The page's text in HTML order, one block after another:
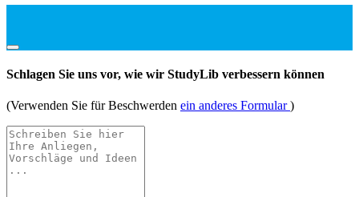
Schlagen Sie uns vor, wie wir StudyLib verbessern können
(Verwenden Sie für Beschwerden ein anderes Formular)